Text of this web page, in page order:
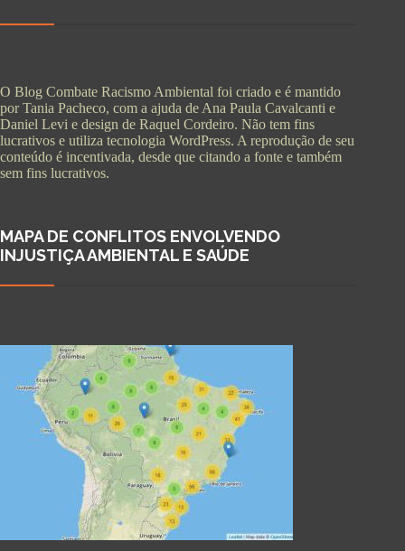
O Blog Combate Racismo Ambiental foi criado e é mantido
por Tania Pacheco, com a ajuda de Ana Paula Cavalcanti e
Daniel Levi e design de Raquel Cordeiro. Não tem fins
lucrativos e utiliza tecnologia WordPress. A reprodução de seu
conteúdo é incentivada, desde que citando a fonte e também
sem fins lucrativos.
MAPA DE CONFLITOS ENVOLVENDO
INJUSTIÇA AMBIENTAL E SAÚDE